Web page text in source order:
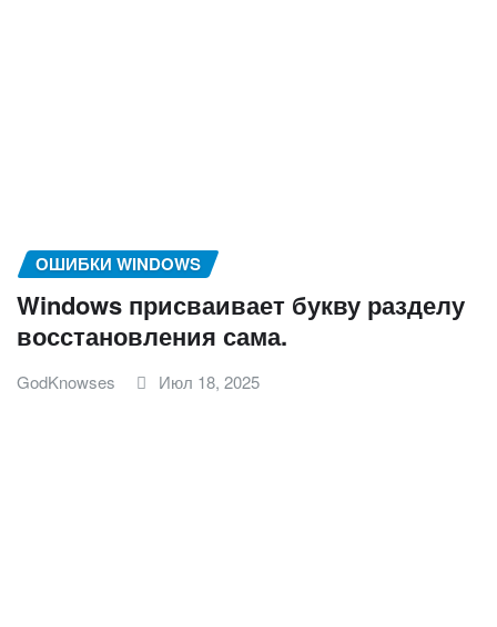
ОШИБКИ WINDOWS
Windows присваивает букву разделу
восстановления сама.
GodKnowses Июл 18, 2025